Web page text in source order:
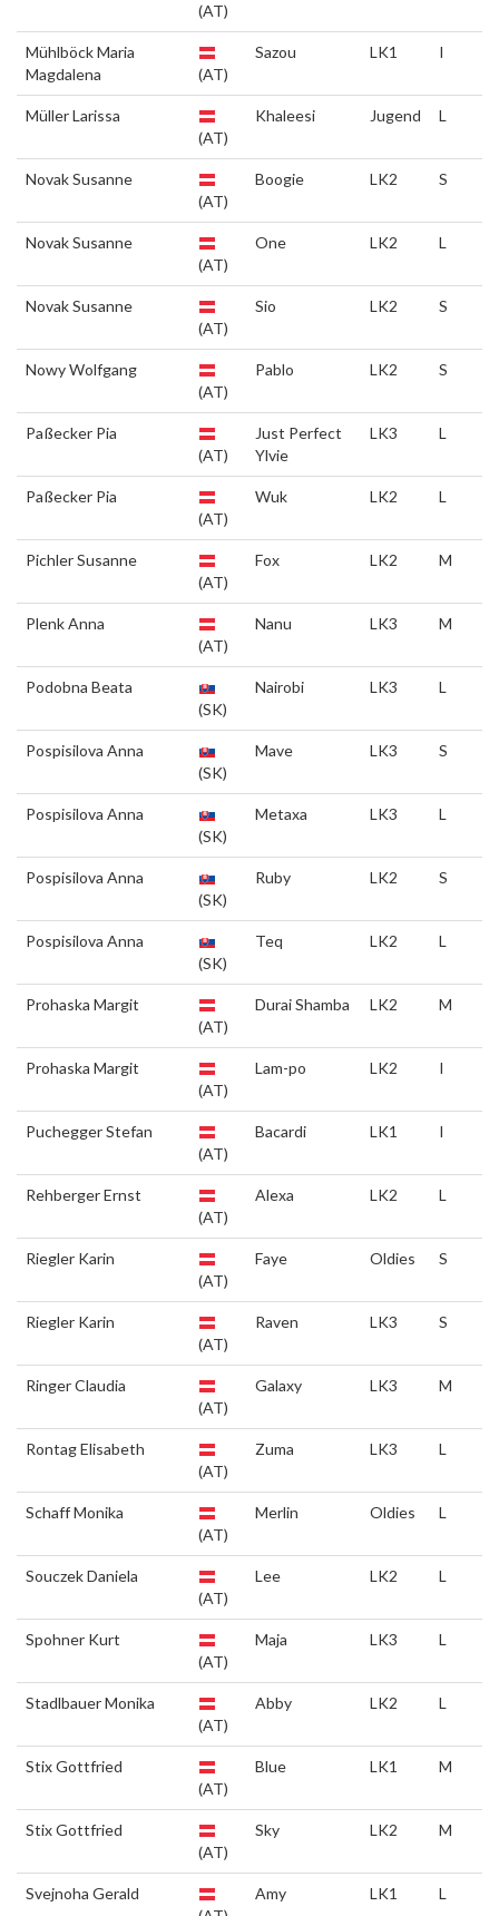
(AT)
Mühlböck Maria
Magdalena
(AT)
Sazou LK1 I
Müller Larissa
(AT)
Khaleesi Jugend L
Novak Susanne
(AT)
Boogie LK2 S
Novak Susanne
(AT)
One LK2 L
Novak Susanne
(AT)
Sio LK2 S
Nowy Wolfgang
(AT)
Pablo LK2 S
Paßecker Pia
(AT)
Just Perfect
Ylvie
LK3 L
Paßecker Pia
(AT)
Wuk LK2 L
Pichler Susanne
(AT)
Fox LK2 M
Plenk Anna
(AT)
Nanu LK3 M
Podobna Beata
(SK)
Nairobi LK3 L
Pospisilova Anna
(SK)
Mave LK3 S
Pospisilova Anna
(SK)
Metaxa LK3 L
Pospisilova Anna
(SK)
Ruby LK2 S
Pospisilova Anna
(SK)
Teq LK2 L
Prohaska Margit
(AT)
Durai Shamba LK2 M
Prohaska Margit
(AT)
Lam-po LK2 I
Puchegger Stefan
(AT)
Bacardi LK1 I
Rehberger Ernst
(AT)
Alexa LK2 L
Riegler Karin
(AT)
Faye Oldies S
Riegler Karin
(AT)
Raven LK3 S
Ringer Claudia
(AT)
Galaxy LK3 M
Rontag Elisabeth
(AT)
Zuma LK3 L
Schaff Monika
(AT)
Merlin Oldies L
Souczek Daniela
(AT)
Lee LK2 L
Spohner Kurt
(AT)
Maja LK3 L
Stadlbauer Monika
(AT)
Abby LK2 L
Stix Gottfried
(AT)
Blue LK1 M
Stix Gottfried
(AT)
Sky LK2 M
Svejnoha Gerald
Amy LK1 L